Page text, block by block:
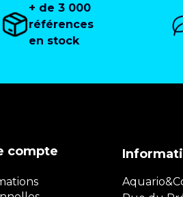
+ de 3 000
références
en stock
compte